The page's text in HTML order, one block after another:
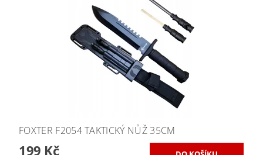
FOXTER F2054 TAKTICKÝ NŮŽ 35CM
199 Kč